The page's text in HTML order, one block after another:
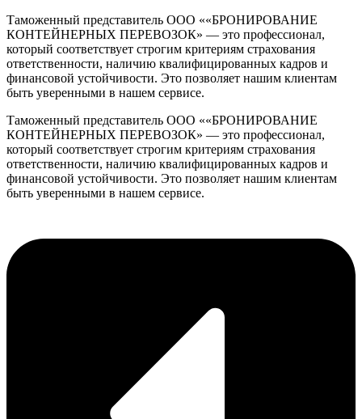
Таможенный представитель ООО ««БРОНИРОВАНИЕ
КОНТЕЙНЕРНЫХ ПЕРЕВОЗОК» — это профессионал,
который соответствует строгим критериям страхования
ответственности, наличию квалифицированных кадров и
финансовой устойчивости. Это позволяет нашим клиентам
быть уверенными в нашем сервисе.
Таможенный представитель ООО ««БРОНИРОВАНИЕ
КОНТЕЙНЕРНЫХ ПЕРЕВОЗОК» — это профессионал,
который соответствует строгим критериям страхования
ответственности, наличию квалифицированных кадров и
финансовой устойчивости. Это позволяет нашим клиентам
быть уверенными в нашем сервисе.